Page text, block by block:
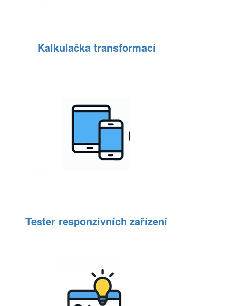
Kalkulačka transformací
Tester responzivních zařízení